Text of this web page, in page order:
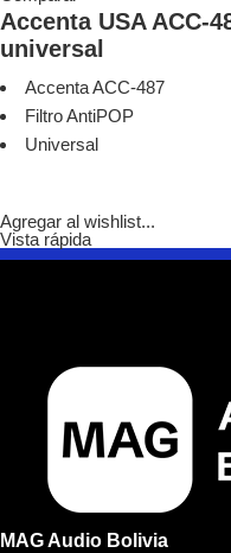
Accenta USA ACC-
universal
Accenta ACC-487
Filtro AntiPOP
Universal
Agregar al wishlist...
Vista rápida
MAG Audio Bolivia